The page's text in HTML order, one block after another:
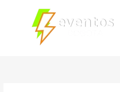
contenido